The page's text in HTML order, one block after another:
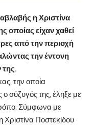
η Χριστίνα
οποίας είχαν χαθεί
από την περιοχή
την έντονη
της.
την οποία
σύζυγός της, έληξε με
Σύμφωνα με
Χριστίνα Ποστεκίδου